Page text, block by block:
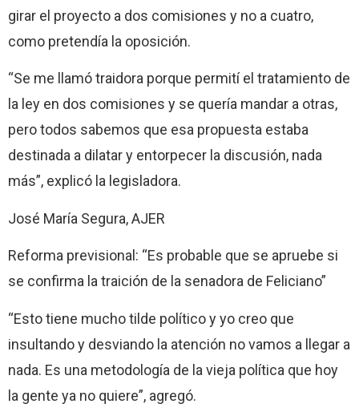
girar el proyecto a dos comisiones y no a cuatro,
como pretendía la oposición.
“Se me llamó traidora porque permití el tratamiento de
la ley en dos comisiones y se quería mandar a otras,
pero todos sabemos que esa propuesta estaba
destinada a dilatar y entorpecer la discusión, nada
más”, explicó la legisladora.
José María Segura, AJER
Reforma previsional: “Es probable que se apruebe si
se confirma la traición de la senadora de Feliciano”
“Esto tiene mucho tilde político y yo creo que
insultando y desviando la atención no vamos a llegar a
nada. Es una metodología de la vieja política que hoy
la gente ya no quiere”, agregó.